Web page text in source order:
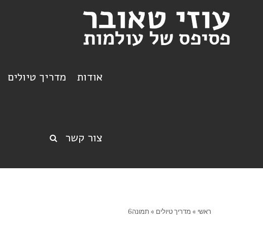
אודות מדריך טיולים
צור קשר
ראשי » מדריך טיולים » תמונה6